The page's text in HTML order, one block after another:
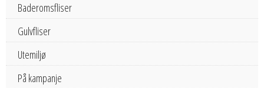
Baderomsfliser
Gulvfliser
Utemiljø
På kampanje